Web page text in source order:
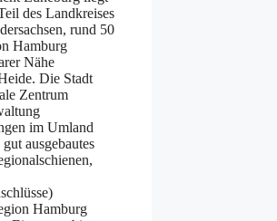
d‬es Landkreises
rund 50
Hamburg
Nähe
D‬ie Stadt
Zentrum
i‬m Umland
ausgebautes
Hamburg